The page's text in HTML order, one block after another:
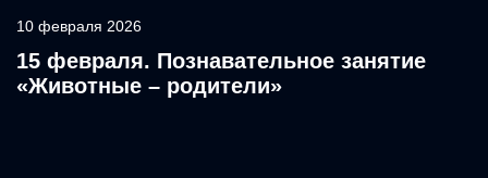
10 февраля 2026
15 февраля. Познавательное занятие
«Животные – родители»